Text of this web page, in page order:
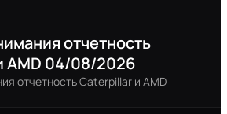
отчетность
AMD 04/08/2026
отчетность Caterpillar и AMD